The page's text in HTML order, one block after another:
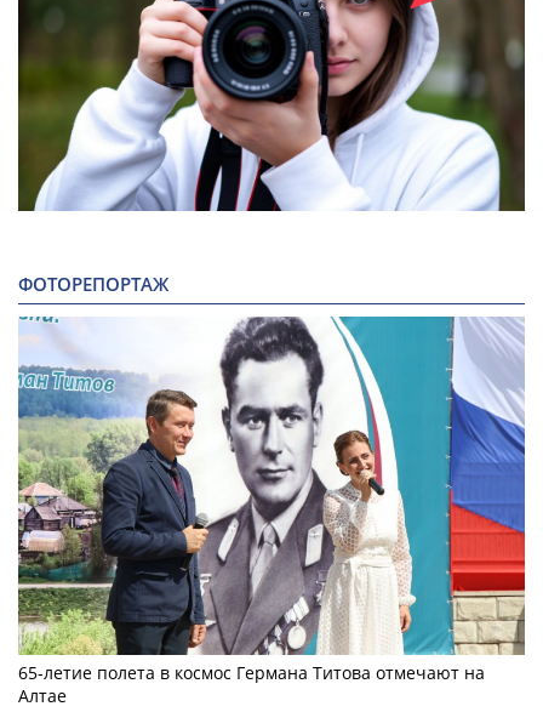
ФОТОРЕПОРТАЖ
65-летие полета в космос Германа Титова отмечают на
Алтае